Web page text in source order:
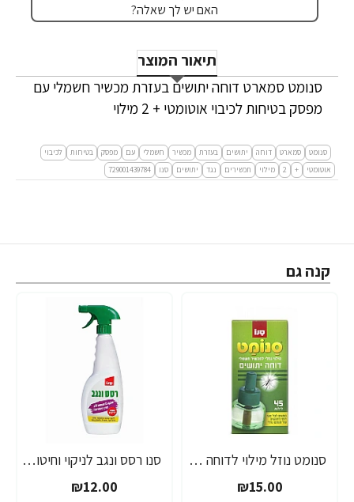
האם יש לך שאלה?
תיאור המוצר
סנומט סמארט דוחה יתושים בעזרת מכשיר חשמלי עם
מפסק בטיחות לכיבוי אוטומטי + 2 מילוי
סנומט סמארט דוחה יתושים בעזרת מכשיר חשמלי עם מפסק בטיחות
לכיבוי
אוטומטי
+
2 מילוי תכשירים נגד יתושים סנו 729001439784
קנה גם
סנומט נוזל מילוי לדוחה יתושים חשמלי 45 מ"ל
₪15.00
סנו רסס ונגב לניקוי וחיטוי כללי - 750 מ"ל
₪12.00